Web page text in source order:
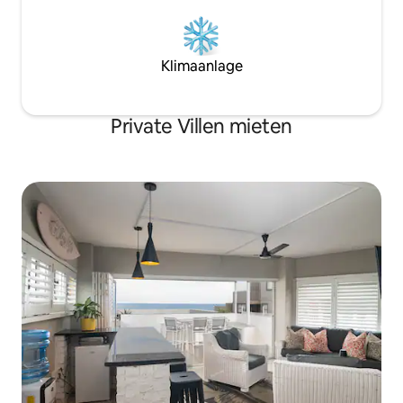
Klimaanlage
Private Villen mieten